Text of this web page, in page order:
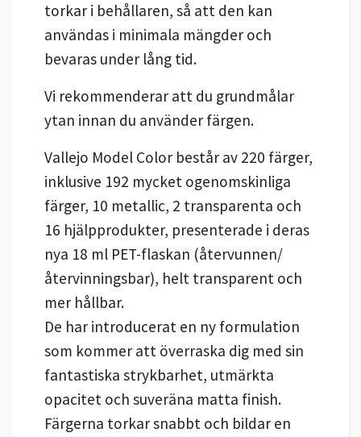
torkar i behållaren, så att den kan
användas i minimala mängder och
bevaras under lång tid.
Vi rekommenderar att du grundmålar
ytan innan du använder färgen.
Vallejo Model Color består av 220 färger,
inklusive 192 mycket ogenomskinliga
färger, 10 metallic, 2 transparenta och
16 hjälpprodukter, presenterade i deras
nya 18 ml PET-flaskan (återvunnen/
återvinningsbar), helt transparent och
mer hållbar.
De har introducerat en ny formulation
som kommer att överraska dig med sin
fantastiska strykbarhet, utmärkta
opacitet och suveräna matta finish.
Färgerna torkar snabbt och bildar en